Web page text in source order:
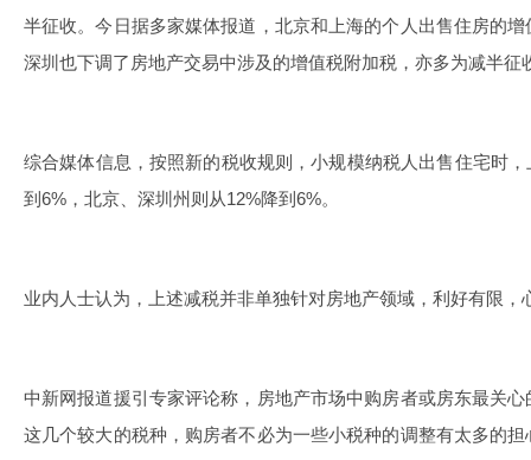
半征收。今日据多家媒体报道，北京和上海的个人出售住房的
深圳也下调了房地产交易中涉及的增值税附加税，亦多为减半征
综合媒体信息，按照新的税收规则，小规模纳税人出售住宅时
到6%，北京、深圳州则从12%降到6%。
业内人士认为，上述减税并非单独针对房地产领域，利好有限，
中新网报道援引专家评论称，房地产市场中购房者或房东最关
这几个较大的税种，购房者不必为一些小税种的调整有太多的